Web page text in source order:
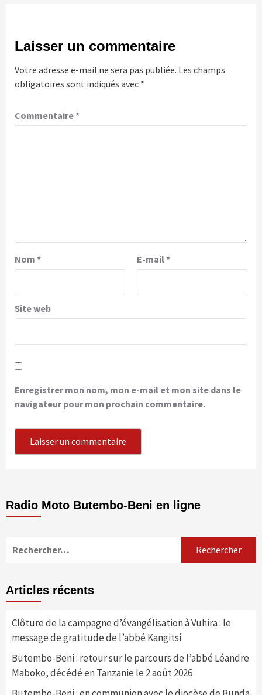
Laisser un commentaire
Votre adresse e-mail ne sera pas publiée. Les champs
obligatoires sont indiqués avec *
Commentaire*
Nom * E-mail *
Site web
Enregistrer mon nom, mon e-mail et mon site dans le
navigateur pour mon prochain commentaire.
Radio Moto Butembo-Beni en ligne
Articles récents
Clôture de la campagne d’évangélisation à Vuhira : le
message de gratitude de l’abbé Kangitsi
Butembo-Beni : retour sur le parcours de l’abbé Léandre
Maboko, décédé en Tanzanie le 2 août 2026